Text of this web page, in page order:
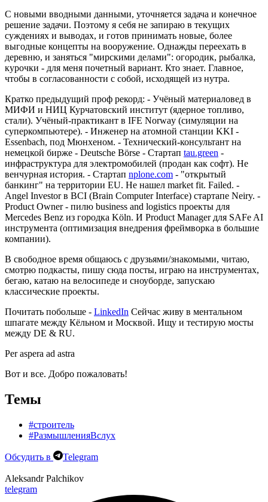
С новыми вводными данными, уточняется задача и конечное
решение задачи. Поэтому я себя не запираю в текущих
суждениях и выводах, и готов принимать новые, более
выгодные концепты на вооружение. Однажды переехать в
деревню, и заняться "мирскими делами": огородик, рыбалка,
курочки - для меня почетный вариант. Кто знает. Главное,
чтобы в согласованности с собой, исходящей из нутра.
Кратко предыдущий проф рекорд: - Учёный материаловед в
МИФИ и НИЦ Курчатовский институт (ядерное топливо,
стали). Учёный-практикант в IFE Norway (симуляции на
суперкомпьютере). - Инженер на атомной станции KKI -
Essenbach, под Мюнхеном. - Технический-консультант на
немецкой бирже - Deutsche Börse - Стартап tau.green -
инфраструктура для электромобилей (продан как софт). Не
венчурная история. - Стартап nplone.com - "открытый
банкинг" на территории EU. Не нашел market fit. Failed. -
Angel Investor в BCI (Brain Computer Interface) стартапе Neiry. -
Product Owner - пилю business and logistics проекты для
Mercedes Benz из городка Köln. И Product Manager для SAFe AI
инструмента (оптимизация внедрения фреймворка в большие
компании).
В свободное время общаюсь с друзьями/знакомыми, читаю,
смотрю подкасты, пишу сюда посты, играю на инструментах,
бегаю, катаю на велосипеде и сноуборде, запускаю
классические проекты.
Почитать побольше - LinkedIn Сейчас живу в ментальном
шпагате между Кёльном и Москвой. Ищу и тестирую мосты
между DE & RU.
Per aspera ad astra
Вот и все. Добро пожаловать!
Темы
#строитель
#РазмышленияВслух
Обсудить в Telegram
Aleksandr Palchikov
telegram